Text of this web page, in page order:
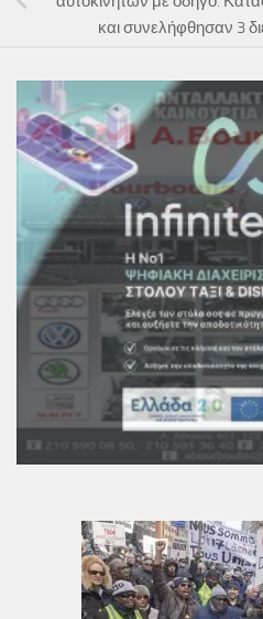
και συνελήφθησαν 3